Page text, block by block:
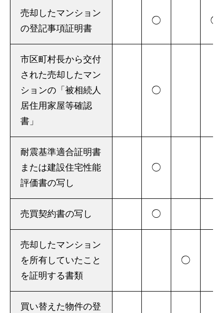
売却したマンション
の登記事項証明書
◯ ◯
市区町村長から交付
された売却したマン
ションの「被相続人
居住用家屋等確認
書」
◯
耐震基準適合証明書
または建設住宅性能
評価書の写し
◯
売買契約書の写し ◯
売却したマンション
を所有していたこと
を証明する書類
◯
買い替えた物件の登